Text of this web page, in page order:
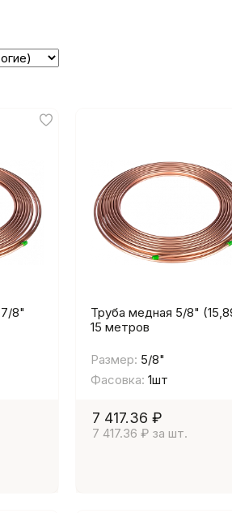
8"
Труба медная 5/8"
15 метров
Размер: 5/8"
Фасовка: 1шт
7 417.36 ₽
7 417.36 ₽ за шт.